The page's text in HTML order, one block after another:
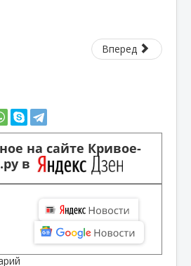
Вперед
на сайте Кривое-
в